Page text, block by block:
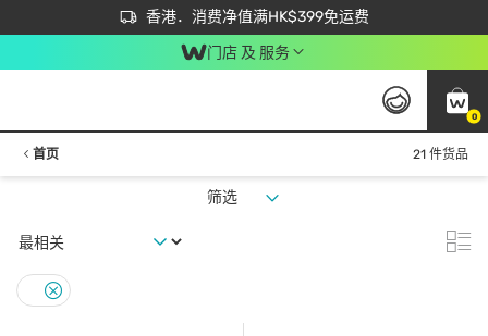
香港．消费净值满HK$399免运费
立即成为易赏钱会员尽享独家优惠
首次APP下单买满$450 输入 NEWAPP 即减$50
门店 及 服务
0
首页 21 件货品
筛选